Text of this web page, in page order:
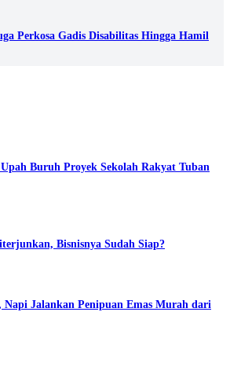
Perkosa Gadis Disabilitas Hingga Hamil
Buruh Proyek Sekolah Rakyat Tuban
Bisnisnya Sudah Siap?
Jalankan Penipuan Emas Murah dari